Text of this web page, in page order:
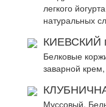
легкого
натуральных
КИЕВСКИЙ
Белковые
заварной
Муссовый.